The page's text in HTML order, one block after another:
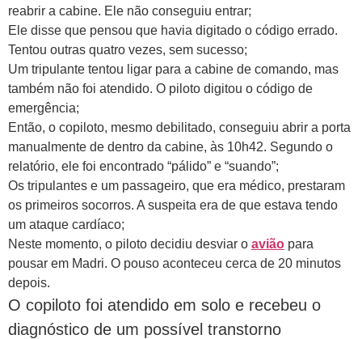
reabrir a cabine. Ele não conseguiu entrar;
Ele disse que pensou que havia digitado o código errado.
Tentou outras quatro vezes, sem sucesso;
Um tripulante tentou ligar para a cabine de comando, mas
também não foi atendido. O piloto digitou o código de
emergência;
Então, o copiloto, mesmo debilitado, conseguiu abrir a porta
manualmente de dentro da cabine, às 10h42. Segundo o
relatório, ele foi encontrado “pálido” e “suando”;
Os tripulantes e um passageiro, que era médico, prestaram
os primeiros socorros. A suspeita era de que estava tendo
um ataque cardíaco;
Neste momento, o piloto decidiu desviar o avião para
pousar em Madri. O pouso aconteceu cerca de 20 minutos
depois.
O copiloto foi atendido em solo e recebeu o
diagnóstico de um possível transtorno